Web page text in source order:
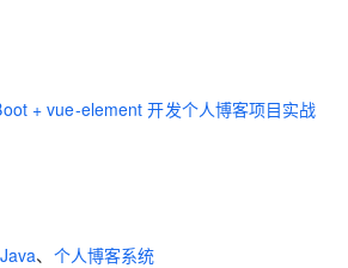
+ vue-element 开发个人博客项目实战
、 个人博客系统